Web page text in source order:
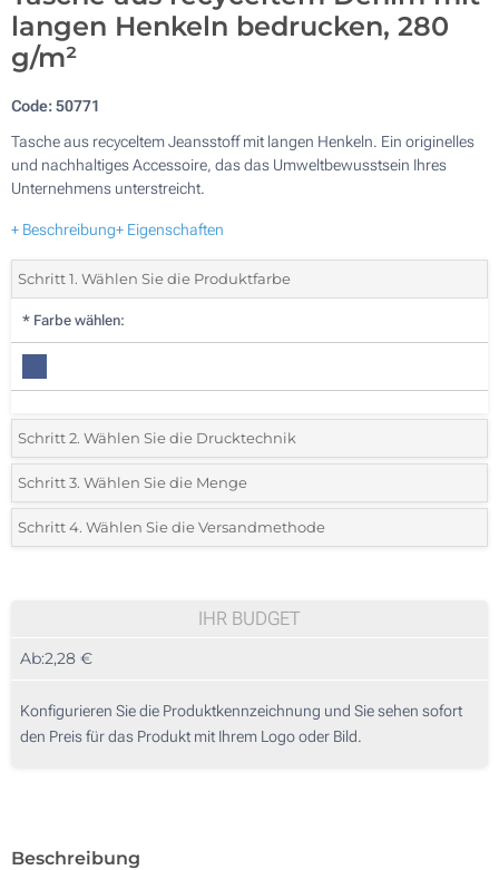
langen Henkeln bedrucken, 280
g/m²
Code:50771
Tasche aus recyceltem Jeansstoff mit langen Henkeln. Ein originelles
und nachhaltiges Accessoire, das das Umweltbewusstsein Ihres
Unternehmens unterstreicht.
+ Beschreibung+ Eigenschaften
Schritt 1. Wählen Sie die Produktfarbe
* Farbe wählen:
Schritt 2. Wählen Sie die Drucktechnik
*Wählen Sie die Druck- und Farbtechniken für Ihr Logo:
1 Farbig (Auf einer Seite)
Schritt 3. Wählen Sie die Menge
*Bitte wählen Sie Ihre gewünschte Menge
50
125
250
Schritt 4. Wählen Sie die Versandmethode
IHR BUDGET
Ab:2,28 €
Konfigurieren Sie die Produktkennzeichnung und Sie sehen sofort
den Preis für das Produkt mit Ihrem Logo oder Bild.
Beschreibung